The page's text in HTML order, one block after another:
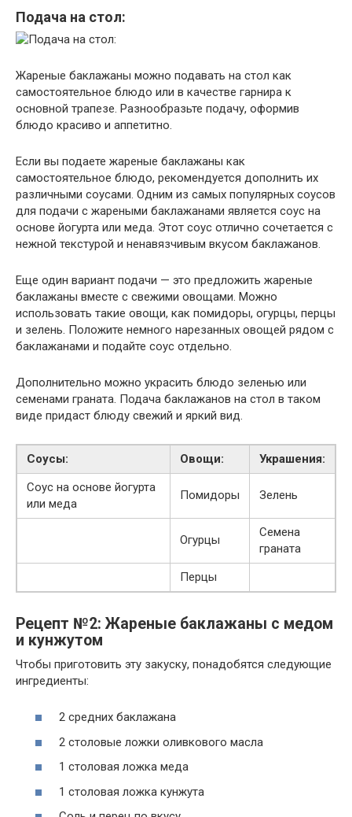
Подача на стол:
Жареные баклажаны можно подавать на стол как
самостоятельное блюдо или в качестве гарнира к
основной трапезе. Разнообразьте подачу, оформив
блюдо красиво и аппетитно.
Если вы подаете жареные баклажаны как
самостоятельное блюдо, рекомендуется дополнить их
различными соусами. Одним из самых популярных соусов
для подачи с жареными баклажанами является соус на
основе йогурта или меда. Этот соус отлично сочетается с
нежной текстурой и ненавязчивым вкусом баклажанов.
Еще один вариант подачи — это предложить жареные
баклажаны вместе с свежими овощами. Можно
использовать такие овощи, как помидоры, огурцы, перцы
и зелень. Положите немного нарезанных овощей рядом с
баклажанами и подайте соус отдельно.
Дополнительно можно украсить блюдо зеленью или
семенами граната. Подача баклажанов на стол в таком
виде придаст блюду свежий и яркий вид.
Соусы: Овощи:
Украшения:
Соус на основе йогурта
или меда
Помидоры Зелень
Огурцы
Семена
граната
Перцы
Рецепт №2: Жареные баклажаны с медом
и кунжутом
Чтобы приготовить эту закуску, понадобятся следующие
ингредиенты:
2 средних баклажана
2 столовые ложки оливкового масла
1 столовая ложка меда
1 столовая ложка кунжута